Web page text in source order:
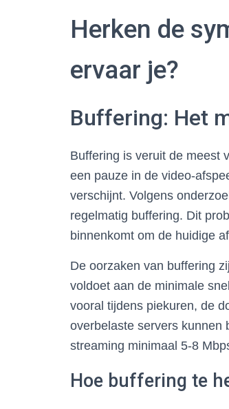
Herken de
ervaar je?
Buffering: Het
Buffering is veruit de meest
een pauze in de video-
verschijnt. Volgens
regelmatig buffering. Dit
binnenkomt om de huidige
De oorzaken van buffering
voldoet aan de minimale
vooral tijdens piekuren, de
overbelaste servers kunnen
streaming minimaal 5-8
Hoe buffering te